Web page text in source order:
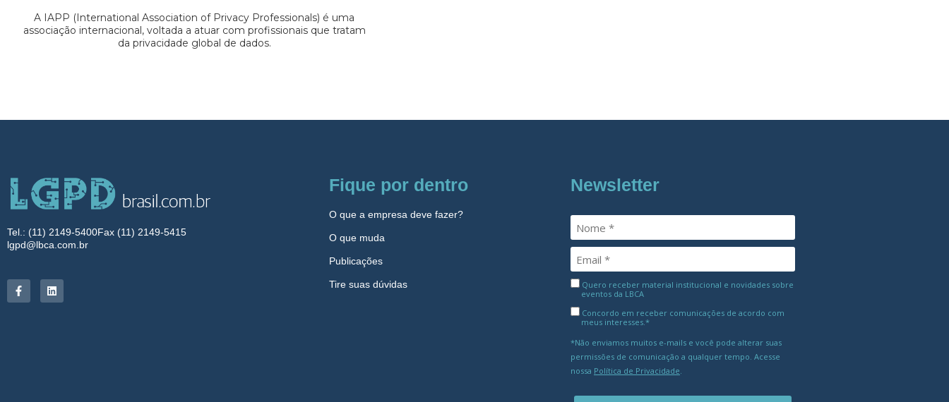
A IAPP (International Association of Privacy Professionals) é uma
associação internacional, voltada a atuar com profissionais que tratam
da privacidade global de dados.
Tel.: (11) 2149-5400Fax (11) 2149-5415
lgpd@lbca.com.br
Fique por dentro
O que a empresa deve fazer?
O que muda
Publicações
Tire suas dúvidas
Newsletter
Quero receber material institucional e novidades sobre
eventos da LBCA
Concordo em receber comunicações de acordo com
meus interesses.*
*Não enviamos muitos e-mails e você pode alterar suas
permissões de comunicação a qualquer tempo. Acesse
nossa Política de Privacidade